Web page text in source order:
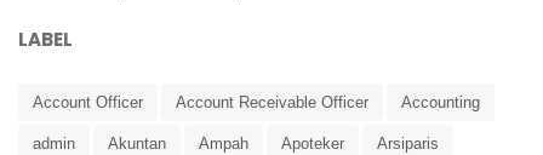
LABEL
Account Officer Account Receivable Officer Accounting
admin Akuntan Ampah Apoteker Arsiparis